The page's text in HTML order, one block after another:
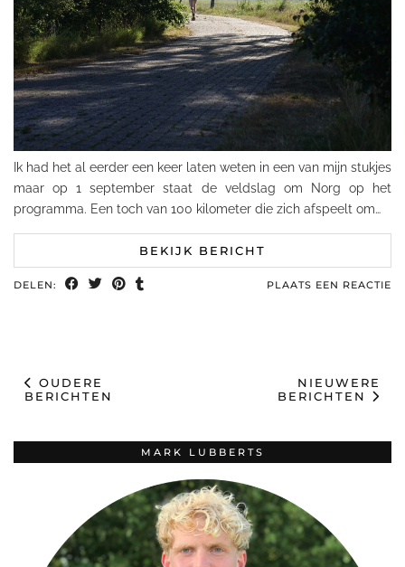
Ik had het al eerder een keer laten weten in een van mijn stukjes
maar op 1 september staat de veldslag om Norg op het
programma. Een toch van 100 kilometer die zich afspeelt om…
BEKIJK BERICHT
DELEN: PLAATS EEN REACTIE
OUDERE
BERICHTEN
NIEUWERE
BERICHTEN
MARK LUBBERTS